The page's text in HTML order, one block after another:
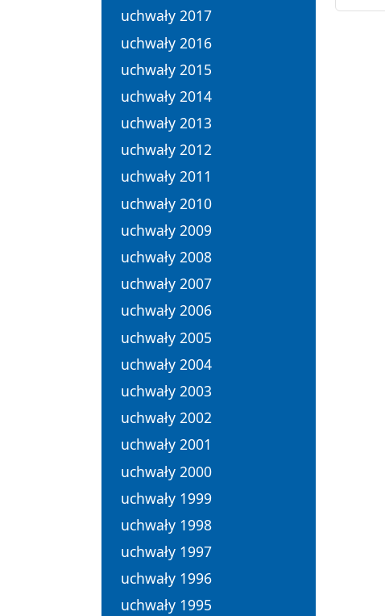
uchwały 2017
uchwały 2016
uchwały 2015
uchwały 2014
uchwały 2013
uchwały 2012
uchwały 2011
uchwały 2010
uchwały 2009
uchwały 2008
uchwały 2007
uchwały 2006
uchwały 2005
uchwały 2004
uchwały 2003
uchwały 2002
uchwały 2001
uchwały 2000
uchwały 1999
uchwały 1998
uchwały 1997
uchwały 1996
uchwały 1995